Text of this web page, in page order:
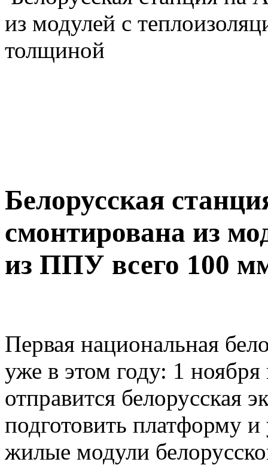
из модулей с
толщиной
Белорусская
смонтирована из
из ППУ всего 100
Первая национальная
уже в этом году: 1
отправится белорусская
подготовить платформу
жилые модули